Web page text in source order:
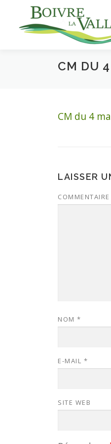
contenu
CM DU
CM du 4
LAISSER
COMMENTAIRE
NOM *
E-MAIL *
SITE WEB